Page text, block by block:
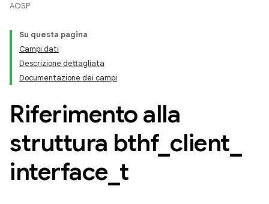
AOSP
Su questa pagina
Campi dati
Descrizione dettagliata
Documentazione dei campi
Riferimento alla
struttura bthf_ client
interface t